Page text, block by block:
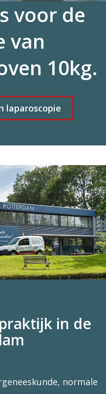
voor de
van
10kg.
laparoscopie
in de
normale